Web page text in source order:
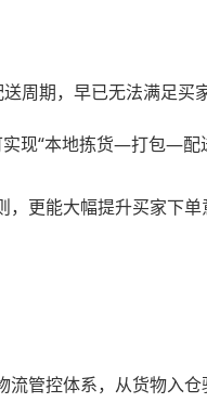
周期，早已无法满足买
现“本地拣货—打包—配
更能大幅提升买家下
管控体系，从货物入